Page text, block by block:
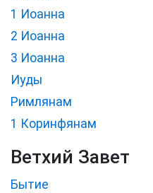
1 Иоанна
2 Иоанна
3 Иоанна
Иуды
Римлянам
1 Коринфянам
Ветхий Завет
Бытие